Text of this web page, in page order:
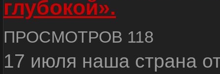
глубокой».
ПРОСМОТРОВ 118
17 июля наша страна